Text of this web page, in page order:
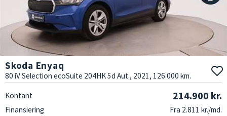
Skoda Enyaq
80 iV Selection ecoSuite 204HK 5d Aut., 2021, 126.000 km.
Kontant 214.900 kr.
Finansiering
Fra 2.811 kr./md.